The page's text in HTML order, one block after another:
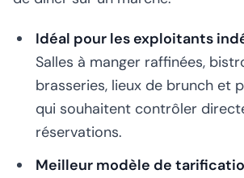
Idéal pour les exploitants
Salles à manger raffinées,
brasseries, lieux de brunch et
qui souhaitent contrôler
réservations.
Meilleur modèle de